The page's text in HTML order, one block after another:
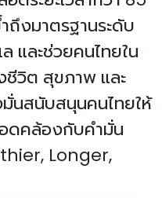
งมาตรฐานระดับ
และช่วยคนไทยใน
ชีวิต สุขภาพ และ
มั่นสนับสนุนคนไทยให้
ดคล้องกับคำมั่น
Longer,